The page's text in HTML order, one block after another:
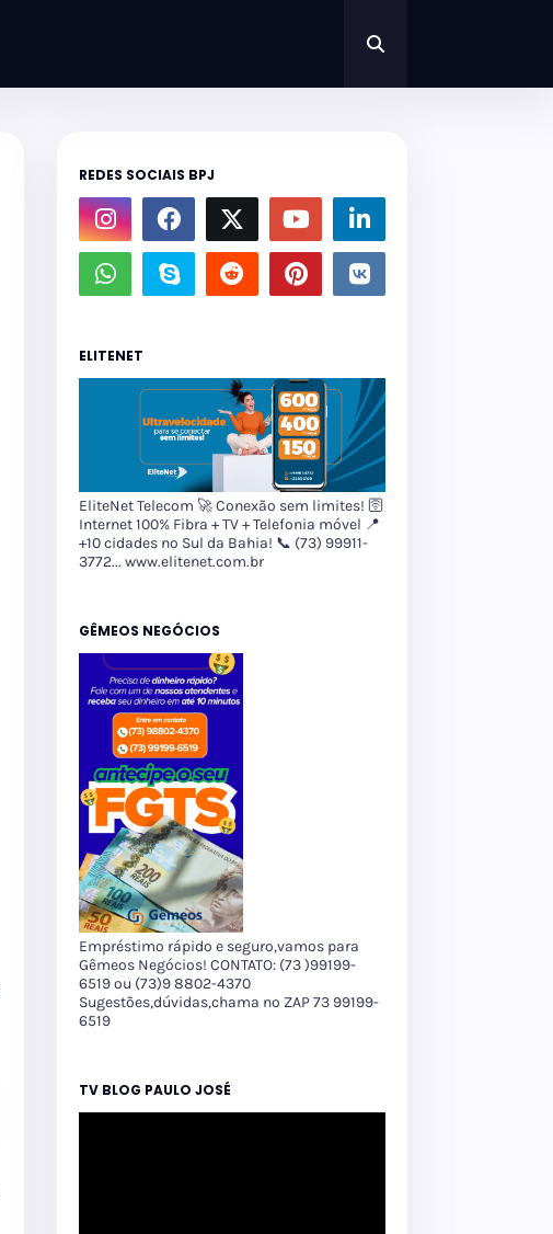
REDES SOCIAIS BPJ
ELITENET
EliteNet Telecom 🚀 Conexão sem limites! 🛜
Internet 100% Fibra + TV + Telefonia móvel 📍
+10 cidades no Sul da Bahia! 📞 (73) 99911-
3772... www.elitenet.com.br
GÊMEOS NEGÓCIOS
Empréstimo rápido e seguro,vamos para
Gêmeos Negócios! CONTATO: (73 )99199-
6519 ou (73)9 8802-4370
Sugestões,dúvidas,chama no ZAP 73 99199-
6519
TV BLOG PAULO JOSÉ